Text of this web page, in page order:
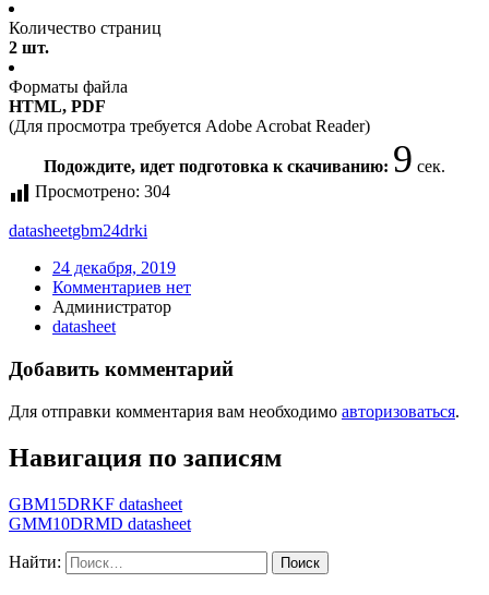
Количество страниц
2 шт.
Форматы файла
HTML, PDF
(Для просмотра требуется Adobe Acrobat Reader)
Подождите, идет подготовка к скачиванию: 9 сек.
Просмотрено: 304
datasheetgbm24drki
24 декабря, 2019
Комментариев нет
Администратор
datasheet
Добавить комментарий
Для отправки комментария вам необходимо авторизоваться.
Навигация по записям
GBM15DRKF datasheet
GMM10DRMD datasheet
Найти: